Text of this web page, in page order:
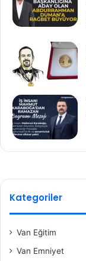
Kategoriler
Van Eğitim
Van Emniyet